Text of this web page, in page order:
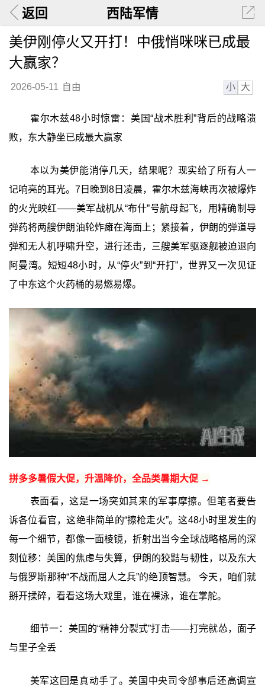
返回 西陆军情
美伊刚停火又开打！中俄悄咪咪已成最
大赢家？
2026-05-11 自由 小 大
霍尔木兹48小时惊雷：美国“战术胜利”背后的战略溃
败，东大静坐已成最大赢家
本以为美伊能消停几天，结果呢？现实给了所有人一
记响亮的耳光。7日晚到8日凌晨，霍尔木兹海峡再次被爆炸
的火光映红——美军战机从“布什”号航母起飞，用精确制导
弹药将两艘伊朗油轮炸瘫在海面上；紧接着，伊朗的弹道导
弹和无人机呼啸升空，进行还击，三艘美军驱逐舰被迫退向
阿曼湾。短短48小时，从“停火”到“开打”，世界又一次见证
了中东这个火药桶的易燃易爆。
拼多多暑假大促，升温降价，全品类暑期大促 →
表面看，这是一场突如其来的军事摩擦。但笔者要告
诉各位看官，这绝非简单的“擦枪走火”。这48小时里发生的
每一个细节，都像一面棱镜，折射出当今全球战略格局的深
刻位移：美国的焦虑与失算，伊朗的狡黠与韧性，以及东大
与俄罗斯那种“不战而屈人之兵”的绝顶智慧。 今天，咱们就
掰开揉碎，看看这场大戏里，谁在裸泳，谁在掌舵。
细节一：美国的“精神分裂式”打击——打完就怂，面子
与里子全丢
美军这回是真动手了。美国中央司令部事后还高调宣